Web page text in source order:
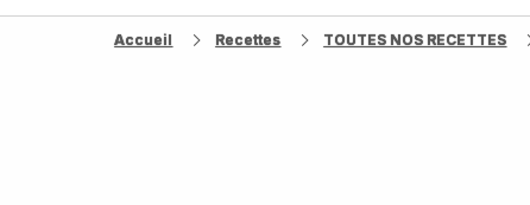
Accueil Recettes TOUTES NOS RECETTES